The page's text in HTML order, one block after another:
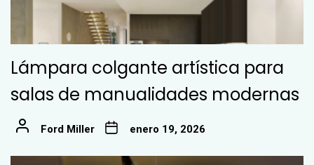
Lámpara colgante artística para
salas de manualidades modernas
Ford Miller enero 19, 2026